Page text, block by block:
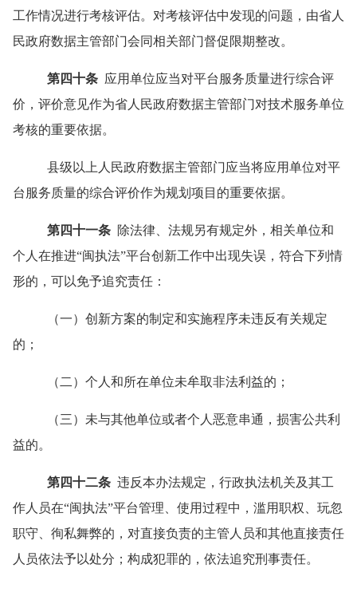
工作情况进行考核评估。对考核评估中发现的问题，由省人
民政府数据主管部门会同相关部门督促限期整改。
第四十条 应用单位应当对平台服务质量进行综合评
价，评价意见作为省人民政府数据主管部门对技术服务单位
考核的重要依据。
县级以上人民政府数据主管部门应当将应用单位对平
台服务质量的综合评价作为规划项目的重要依据。
第四十一条 除法律、法规另有规定外，相关单位和
个人在推进“闽执法”平台创新工作中出现失误，符合下列情
形的，可以免予追究责任：
（一）创新方案的制定和实施程序未违反有关规定
的；
（二）个人和所在单位未牟取非法利益的；
（三）未与其他单位或者个人恶意串通，损害公共利
益的。
第四十二条 违反本办法规定，行政执法机关及其工
作人员在“闽执法”平台管理、使用过程中，滥用职权、玩忽
职守、徇私舞弊的，对直接负责的主管人员和其他直接责任
人员依法予以处分；构成犯罪的，依法追究刑事责任。